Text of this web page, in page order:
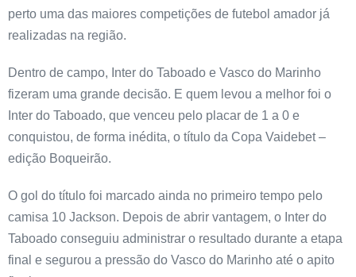
perto uma das maiores competições de futebol amador já
realizadas na região.
Dentro de campo, Inter do Taboado e Vasco do Marinho
fizeram uma grande decisão. E quem levou a melhor foi o
Inter do Taboado, que venceu pelo placar de 1 a 0 e
conquistou, de forma inédita, o título da Copa Vaidebet –
edição Boqueirão.
O gol do título foi marcado ainda no primeiro tempo pelo
camisa 10 Jackson. Depois de abrir vantagem, o Inter do
Taboado conseguiu administrar o resultado durante a etapa
final e segurou a pressão do Vasco do Marinho até o apito